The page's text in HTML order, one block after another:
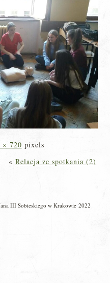
× 720 pixels
« Relacja ze spotkania (2)
III Sobieskiego w Krakowie 2022